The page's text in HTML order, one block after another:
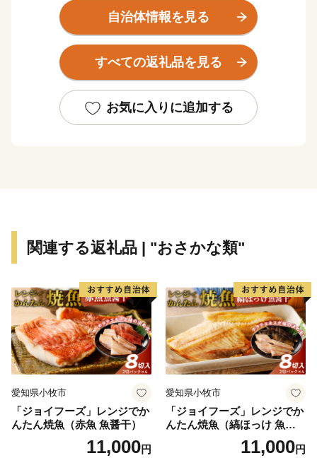
の幸に恵まれています。
また、カニの町枝幸が作った毛がにの食べ方講座『毛ガ
ニ道場』をテキスト、動画でご用意しています。枝幸町
■ワンストップ特例申請のペーパーレス化について
ワンストップ特例申請を希望された方には、後日、手
をお送りいたします。はがきが届きましたら、以下のい
ずれかの方法でお手続きをお願い申し上げます。
1. オンラインで申請する（推奨・最短1分）
スマートフォンアプリ「IAM（アイアム）」を利用
し、マイナンバーカードをかざすだけで、紙の提出や切
2. ご自身でダウンロードして郵送する
「ふるまど」等のサイトより申請書をダウンロード・
自治体情報を見る
すべての返礼品を見る
お気に入りに追加する
関連する返礼品 | "おさかな類"
愛知県小牧市
「ジョイフーズ」レンジでか
んたん焼魚（赤魚 魚醤干）
11,000円
愛知県小牧市
「ジョイフーズ」レンジでか
んたん焼魚（縞ほっけ 魚醤
11,000円